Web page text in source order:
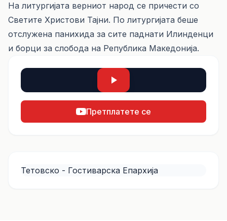
На литургијата верниот народ се причести со
Светите Христови Тајни. По литургијата беше
отслужена панихида за сите паднати Илинденци
и борци за слобода на Република Македонија.
Претплатете се
Тетовско - Гостиварска Епархија